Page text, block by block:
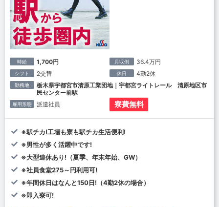
時給 1,700円 月収例 36.4万円
シフト 2交替 休日 4勤2休
勤務地
栃木県宇都宮市清原工業団地｜宇都宮ライトレール 清原地区市
民センター前駅
雇用形態 派遣社員 寮費無料
※駅チカ!工場も寮も駅チカ生活便利!
※男性が多く活躍中です!
※大型連休あり!（夏季、年末年始、GW）
※社員食堂275～円利用可!
※年間休日はなんと150日!（4勤2休の場合）
※即入寮可!